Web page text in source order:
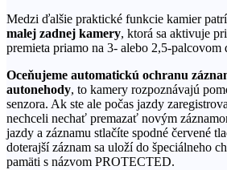
Medzi ďalšie praktické funkcie kamier
malej zadnej kamery, ktorá sa aktivuje
premieta priamo na 3- alebo 2,5-palcovom
Oceňujeme automatickú ochranu
autonehody, to kamery rozpoznávajú
senzora. Ak ste ale počas jazdy
nechceli nechať premazať novým
jazdy a záznamu stlačíte spodné červené
doterajší záznam sa uloží do špeciálneho
pamäti s názvom PROTECTED.